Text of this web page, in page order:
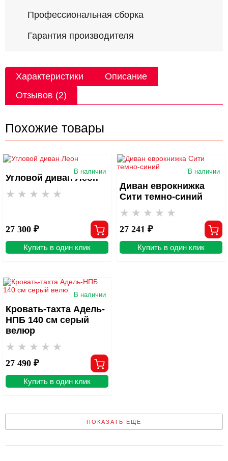
Профессиональная сборка
Гарантия производителя
Характеристики
Описание
Отзывов (2)
Похожие товары
В наличии
Угловой диван Леон
27 300 ₽
Купить в один клик
В наличии
Диван еврокнижка
Сити темно-синий
27 241 ₽
Купить в один клик
В наличии
Кровать-тахта Адель-
НПБ 140 см серый
велюр
27 490 ₽
Купить в один клик
ПОКАЗАТЬ ЕЩЕ